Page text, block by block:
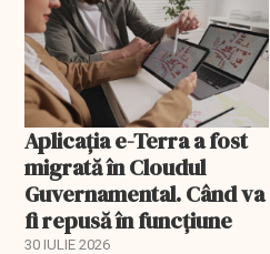
Aplicația e-Terra a fost
migrată în Cloudul
Guvernamental. Când va
fi repusă în funcțiune
30 IULIE 2026